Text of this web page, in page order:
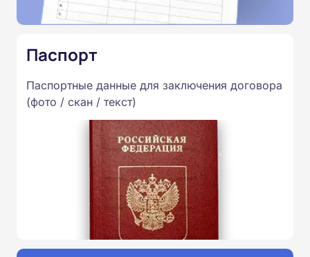
Паспорт
Паспортные данные для заключения договора
(фото / скан / текст)